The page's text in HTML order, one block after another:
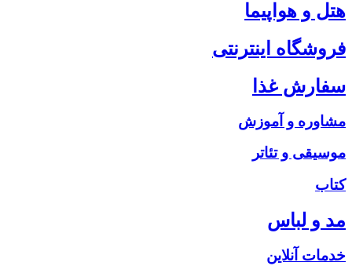
هتل و هواپیما
فروشگاه اینترنتی
سفارش غذا
مشاوره و آموزش
موسیقی و تئاتر
کتاب
مد و لباس
خدمات آنلاین